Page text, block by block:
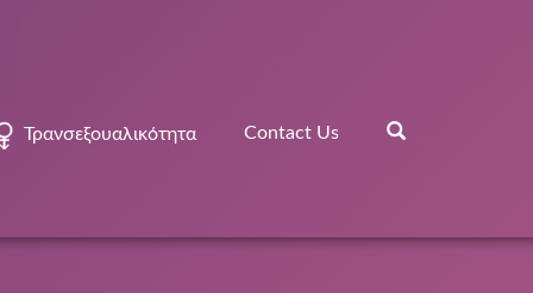
Τρανσεξουαλικότητα Contact Us